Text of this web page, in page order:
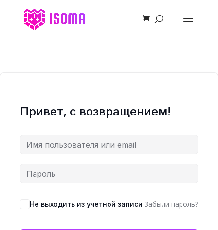
Привет, с возвращением!
Не выходить из учетной записи Забыли пароль?